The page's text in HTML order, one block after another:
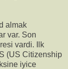
almak
var. Son
vardi. Ilk
(US Citizenship
iyice